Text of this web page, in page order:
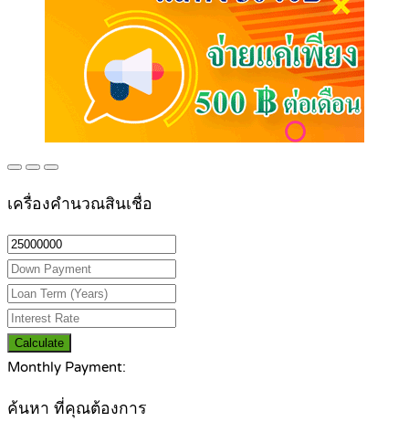
เครื่องคำนวณสินเชื่อ
Calculate
Monthly Payment:
ค้นหา ที่คุณต้องการ